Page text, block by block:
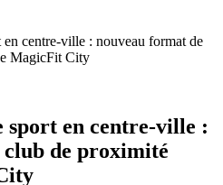
centre-ville : nouveau format de
MagicFit City
sport en centre-ville :
de proximité